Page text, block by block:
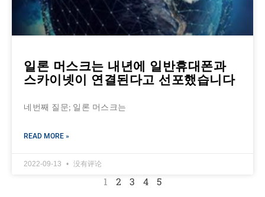
일론 머스크는 내년에 일반휴대폰과
스카이넷이 연결된다고 선포했습니다
네번째 질문; 일론 머스크는
READ MORE »
2022-09-13 没有评论
1 2 3 4 5